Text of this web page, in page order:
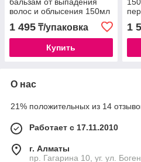
волос и облысения 150мл
1 495 ₸/упаковка
Купить
1
О нас
21% положительных из 14
Работает с 17.11.2010
г. Алматы
пр. Гагарина 10, уг. ул.